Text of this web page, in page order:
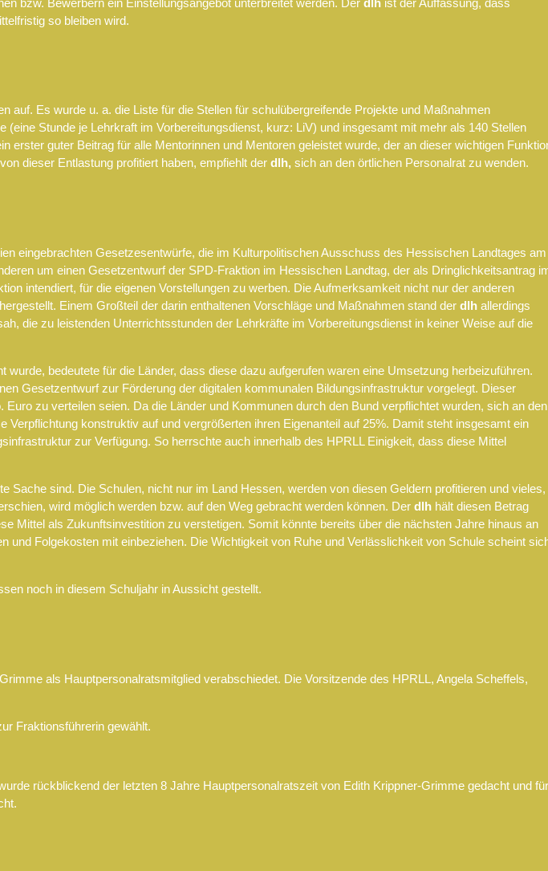
so bleiben wird.
auf. Es wurde u. a. die Liste für die Stellen für schulübergreifende Projekte und Maßnahmen
Stunde je Lehrkraft im Vorbereitungsdienst, kurz: LiV) und insgesamt mit mehr als 140 Stellen
erster guter Beitrag für alle Mentorinnen und Mentoren geleistet wurde, der an dieser wichtigen
dieser Entlastung profitiert haben, empfiehlt der dlh, sich an den örtlichen Personalrat zu wenden.
eingebrachten Gesetzesentwürfe, die im Kulturpolitischen Ausschuss des Hessischen Landtages am
um einen Gesetzentwurf der SPD-Fraktion im Hessischen Landtag, der als Dringlichkeitsantrag
intendiert, für die eigenen Vorstellungen zu werben. Die Aufmerksamkeit nicht nur der anderen
Einem Großteil der darin enthaltenen Vorschläge und Maßnahmen stand der dlh allerdings
die zu leistenden Unterrichtsstunden der Lehrkräfte im Vorbereitungsdienst in keiner Weise auf die
bedeutete für die Länder, dass diese dazu aufgerufen waren eine Umsetzung herbeizuführen.
Gesetzentwurf zur Förderung der digitalen kommunalen Bildungsinfrastruktur vorgelegt. Dieser
zu verteilen seien. Da die Länder und Kommunen durch den Bund verpflichtet wurden, sich an den
konstruktiv auf und vergrößerten ihren Eigenanteil auf 25%. Damit steht insgesamt ein
zur Verfügung. So herrschte auch innerhalb des HPRLL Einigkeit, dass diese Mittel
sind. Die Schulen, nicht nur im Land Hessen, werden von diesen Geldern profitieren und vieles,
wird möglich werden bzw. auf den Weg gebracht werden können. Der dlh hält diesen Betrag
Mittel als Zukunftsinvestition zu verstetigen. Somit könnte bereits über die nächsten Jahre hinaus an
Folgekosten mit einbeziehen. Die Wichtigkeit von Ruhe und Verlässlichkeit von Schule scheint
noch in diesem Schuljahr in Aussicht gestellt.
als Hauptpersonalratsmitglied verabschiedet. Die Vorsitzende des HPRLL, Angela Scheffels,
Fraktionsführerin gewählt.
rückblickend der letzten 8 Jahre Hauptpersonalratszeit von Edith Krippner-Grimme gedacht und für